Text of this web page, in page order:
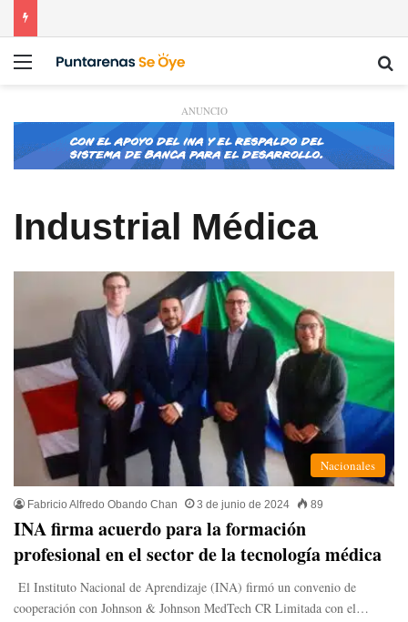
Menú
ANUNCIO
Industrial Médica
Nacionales
Fabricio Alfredo Obando Chan 3 de junio de 2024 89
INA firma acuerdo para la formación
profesional en el sector de la tecnología médica
El Instituto Nacional de Aprendizaje (INA) firmó un convenio de
cooperación con Johnson & Johnson MedTech CR Limitada con el…